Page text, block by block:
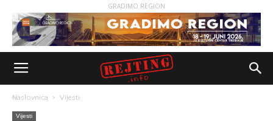
GRADIMO REGION
Naslovnica Vijesti
Vijesti